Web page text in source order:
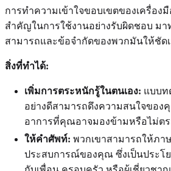
การทำความเข้าใจขอบเขตของเครื่อง
สำคัญในการใช้งานอย่างรับผิดชอบ มา
สามารถและข้อจำกัดของพวกมันให้ชัด
สิ่งที่ทำได้:
เพิ่มการตระหนักรู้ในตนเอง: แบบท
อย่างดีสามารถดึงความสนใจขอ
อาการที่คุณอาจมองข้ามหรือไม่ตร
ให้คำศัพท์: พวกเขาสามารถให้ภา
ประสบการณ์ของคุณ ซึ่งเป็นประโ